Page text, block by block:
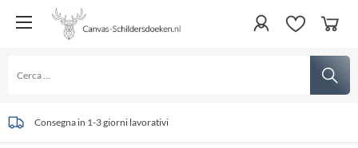
Consegna in 1-3 giorni lavorativi